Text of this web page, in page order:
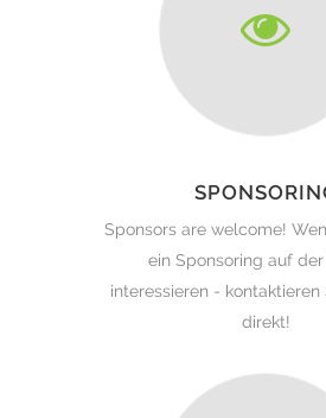
Sponsors are welcome!
ein Sponsoring auf der
interessieren - kontaktieren
direkt!